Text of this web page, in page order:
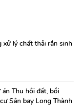
xử lý chất thải rắn sinh
Thu hồi đất, bồi
Sân bay Long Thành